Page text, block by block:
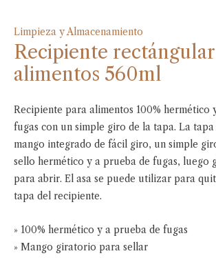
Limpieza y Almacenamiento
Recipiente
alimentos 560ml
Recipiente para alimentos 100% hermético
fugas con un simple giro de la tapa. La
mango integrado de fácil giro, un simple
sello hermético y a prueba de fugas, luego
para abrir. El asa se puede utilizar para
tapa del recipiente.
» 100% hermético y a prueba de fugas
» Mango giratorio para sellar